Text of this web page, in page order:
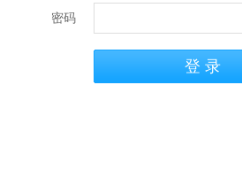
密码